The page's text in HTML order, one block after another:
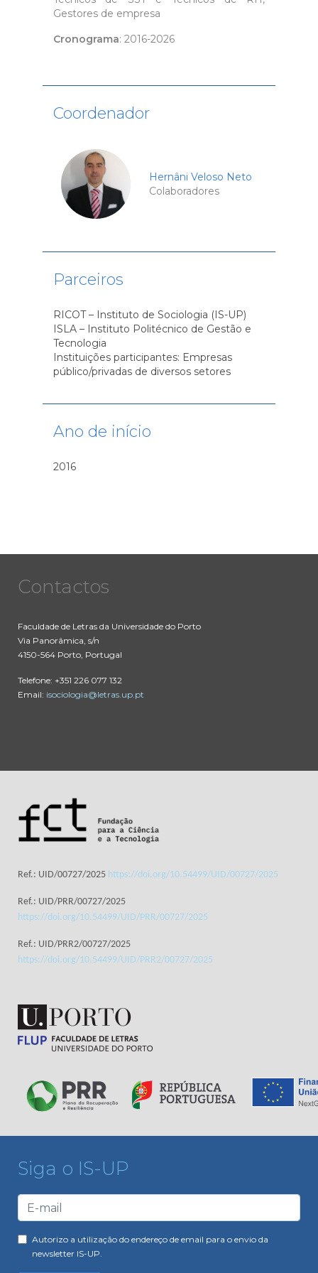
Gestores de empresa
Cronograma: 2016-2026
Coordenador
Hernâni Veloso Neto
Colaboradores
Parceiros
RICOT – Instituto de Sociologia (IS-UP)
ISLA – Instituto Politécnico de Gestão e
Tecnologia
Instituições participantes: Empresas
público/privadas de diversos setores
Ano de início
2016
Contactos
Faculdade de Letras da Universidade do Porto
Via Panorâmica, s/n
4150-564 Porto, Portugal
Telefone: +351 226 077 132
Email: isociologia@letras.up.pt
Ref.: UID/00727/2025 https://doi.org/10.54499/UID/00727/2025
Ref.: UID/PRR/00727/2025
https://doi.org/10.54499/UID/PRR/00727/2025
Ref.: UID/PRR2/00727/2025
https://doi.org/10.54499/UID/PRR2/00727/2025
Siga o IS-UP
Autorizo a utilização do endereço de email para o envio da
newsletter IS-UP.